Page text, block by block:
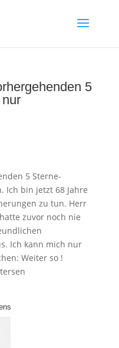
5
5 Sterne-
Ich bin jetzt 68 Jahre
zu tun. Herr
zuvor noch nie
Ich kann mich nur
Weiter so !